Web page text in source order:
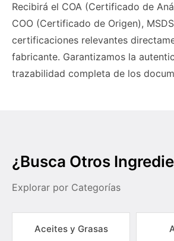
Recibirá el COA (Certificado de
COO (Certificado de Origen),
certificaciones relevantes
fabricante. Garantizamos la
trazabilidad completa de los
¿Busca Otros
Explorar por Categorías
Aceites y Grasas